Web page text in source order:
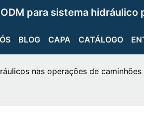
para sistema hidráulico
BLOG CAPA CATÁLOGO
nas operações de